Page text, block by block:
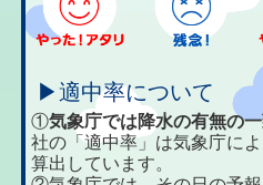
▶適中率について
①気象庁では降水の有無の
社の「適中率」は気象庁に
算出しています。